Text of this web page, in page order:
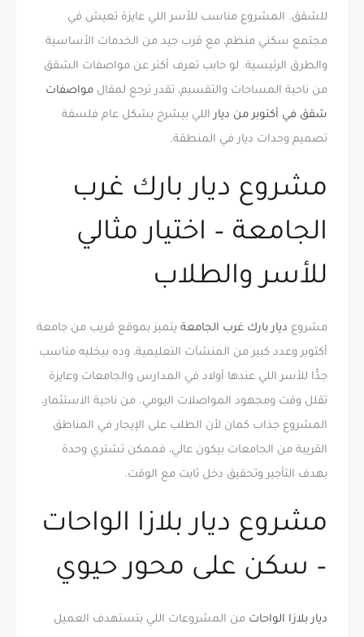
للشقق. المشروع مناسب للأسر اللي عايزة تعيش في
مجتمع سكني منظم، مع قرب جيد من الخدمات الأساسية
والطرق الرئيسية. لو حابب تعرف أكتر عن مواصفات الشقق
من ناحية المساحات والتقسيم، تقدر ترجع لمقال مواصفات
شقق في أكتوبر من دياراللي بيشرح بشكل عام فلسفة
تصميم وحدات ديار في المنطقة.
مشروع ديار بارك غرب
الجامعة – اختيار مثالي
للأسر والطلاب
مشروع ديار بارك غرب الجامعة يتميز بموقع قريب من جامعة
أكتوبر وعدد كبير من المنشآت التعليمية، وده بيخليه مناسب
جدًّا للأسر اللي عندها أولاد في المدارس والجامعات وعايزة
تقلل وقت ومجهود المواصلات اليومي. من ناحية الاستثمار،
المشروع جذاب كمان لأن الطلب على الإيجار في المناطق
القريبة من الجامعات بيكون عالي، فممكن تشتري وحدة
بهدف التأجير وتحقيق دخل ثابت مع الوقت.
مشروع ديار بلازا الواحات
– سكن على محور حيوي
ديار بلازا الواحات من المشروعات اللي بتستهدف العميل